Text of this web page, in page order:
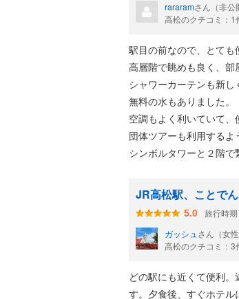
rararamさん（非公
高松のクチコミ：1
駅目の前なので、とても
高層階で眺めも良く、部
シャワーカーテンも新し
無料の水もありました。
空調もよく利いていて、
団体ツアーも利用するよ
シンボルタワーと２階で
JR高松駅、ことで
5.0
旅行時
ガッシュ さん（女性
高松のクチコミ：3
どの駅にも近くて便利
す。夕食後、すぐホテル